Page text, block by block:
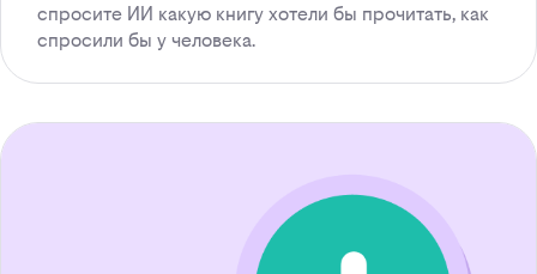
спросите ИИ какую книгу хотели бы прочитать, как
спросили бы у человека.